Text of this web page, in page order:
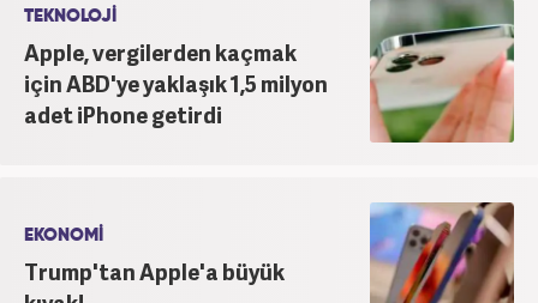
TEKNOLOJİ
Apple, vergilerden kaçmak
için ABD'ye yaklaşık 1,5 milyon
adet iPhone getirdi
EKONOMİ
Trump'tan Apple'a büyük